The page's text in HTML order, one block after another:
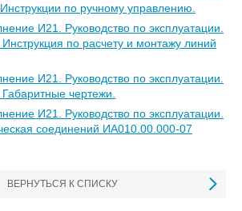
по ручному управлению.
И21. Руководство по эксплуатации.
по расчету и монтажу линий
И21. Руководство по эксплуатации.
чертежи.
И21. Руководство по эксплуатации.
соединений ИА010.00.000-07
ВЕРНУТЬСЯ К СПИСКУ